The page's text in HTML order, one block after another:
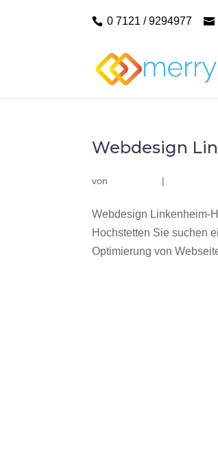
0 7121 / 9294977
Webdesign
von |
Webdesign Linkenheim-
Hochstetten Sie suchen
Optimierung von